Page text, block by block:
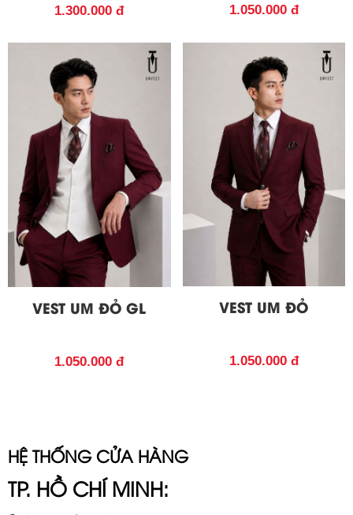
1.300.000 đ 1.050.000 đ
VEST UM ĐỎ GL
1.050.000 đ
VEST UM ĐỎ
1.050.000 đ
HỆ THỐNG CỬA HÀNG
TP. HỒ CHÍ MINH: